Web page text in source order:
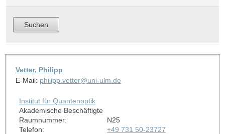
Vetter, Philipp
E-Mail: philipp.vetter@uni-ulm.de
Institut für Quantenoptik
Akademische Beschäftigte
Raumnummer:
N25
Telefon:
+49 731 50-23727